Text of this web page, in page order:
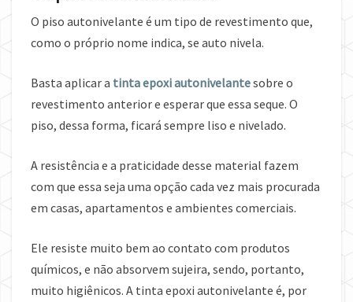
O piso autonivelante é um tipo de revestimento que,
como o próprio nome indica, se auto nivela.
Basta aplicar a tinta epoxi autonivelantesobre o
revestimento anterior e esperar que essa seque. O
piso, dessa forma, ficará sempre liso e nivelado.
A resistência e a praticidade desse material fazem
com que essa seja uma opção cada vez mais procurada
em casas, apartamentos e ambientes comerciais.
Ele resiste muito bem ao contato com produtos
químicos, e não absorvem sujeira, sendo, portanto,
muito higiênicos. A tinta epoxi autonivelante é, por